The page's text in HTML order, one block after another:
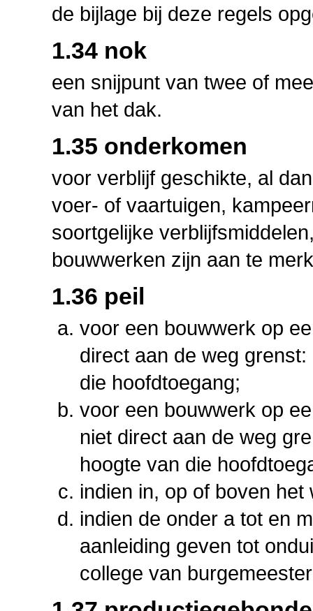
de bijlage bij deze regels
1.34 nok
een snijpunt van twee of
van het dak.
1.35 onderkomen
voor verblijf geschikte, al
voer- of vaartuigen,
soortgelijke
bouwwerken zijn aan te
1.36 peil
voor een bouwwerk op
direct aan de weg
die hoofdtoegang;
voor een bouwwerk op
niet direct aan de weg
hoogte van die
indien in, op of boven
indien de onder a tot en
aanleiding geven tot
college van